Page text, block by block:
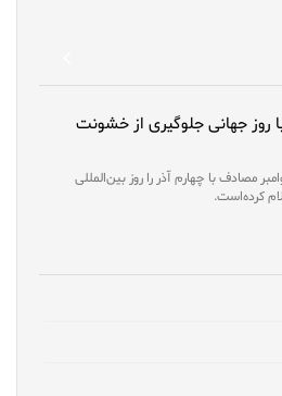
روز جهانی جلوگیری از خشونت
ملل متحد روز ۲۵نوامبر مصادف با چهارم آذر را روز بین‌المللی
کرده‌است.